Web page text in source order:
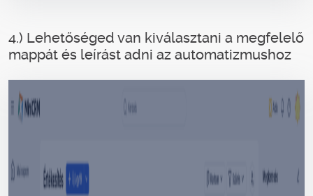
4.) Lehetőséged van kiválasztani a megfelelő
mappát és leírást adni az automatizmushoz